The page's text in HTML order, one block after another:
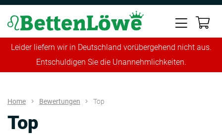
Leider liefern wir in Deutschland vorübergehend nicht aus.
Entschuldigen Sie die Unannehmlichkeiten.
Home Bewertungen Top
Top